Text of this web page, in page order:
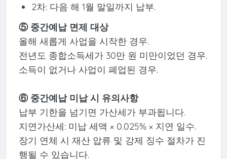
2차: 다음 해 1월 말일까지 납부.
⑤ 중간예납 면제 대상
올해 새롭게 사업을 시작한 경우.
전년도 종합소득세가 30만 원 미만이었던 경우.
소득이 없거나 사업이 폐업된 경우.
⑥ 중간예납 미납 시 유의사항
납부 기한을 넘기면 가산세가 부과됩니다.
지연가산세: 미납 세액 × 0.025% × 지연 일수.
장기 연체 시 재산 압류 및 강제 징수 절차가 진
행될 수 있습니다.